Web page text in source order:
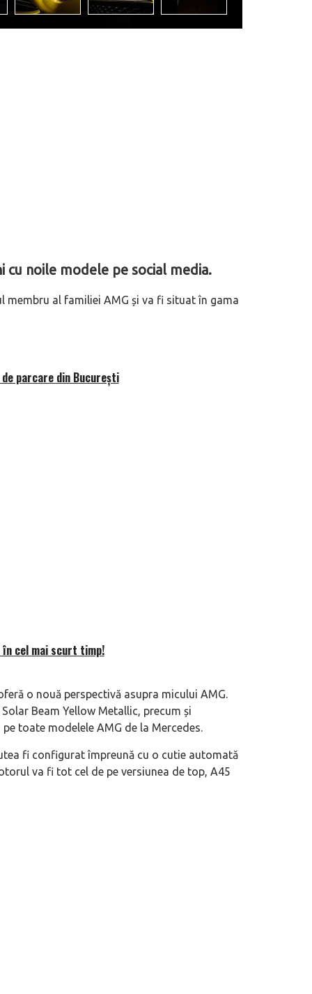
cu noile modele pe social media.
membru al familiei AMG și va fi situat în gama
parcare din București
cel mai scurt timp!
o nouă perspectivă asupra micului AMG.
Beam Yellow Metallic, precum și
toate modelele AMG de la Mercedes.
fi configurat împreună cu o cutie automată
va fi tot cel de pe versiunea de top, A45
avioane, numele Hennessey
Prima sportivă cu motor central a
60° Hommage